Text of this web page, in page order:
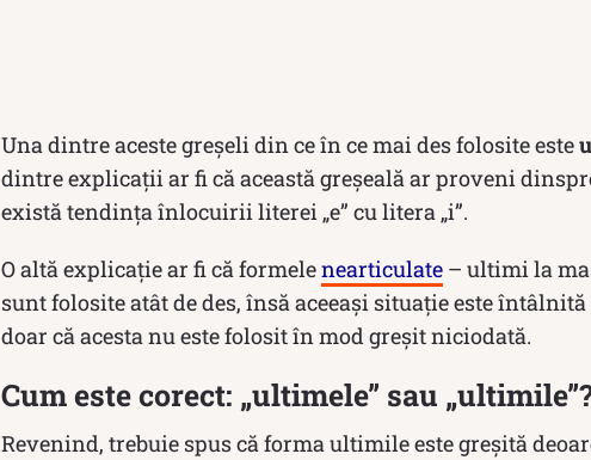
Una dintre aceste greșeli din ce în ce mai des folosite este
dintre explicații ar fi că această greșeală ar proveni
există tendința înlocuirii literei „e” cu litera „i”.
O altă explicație ar fi că formelenearticulate – ultimi la
sunt folosite atât de des, însă aceeași situație este
doar că acesta nu este folosit în mod greșit niciodată.
Cum este corect: „ultimele” sau
Revenind, trebuie spus că forma ultimile este greșită